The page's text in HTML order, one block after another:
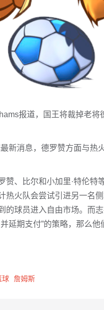
报道，国王将裁掉老
新消息，德罗赞方面与热
赞、比尔和小加里·特伦
热火队会尝试引进另一名
的球员进入自由市场。而
延期支付”的策略，那么他
球 詹姆斯